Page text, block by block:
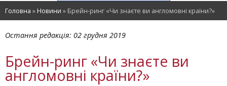
Головна »Новини » Брейн-ринг «Чи знаєте ви англомовні країни?»
Остання редакція: 02 грудня 2019
Брейн-ринг «Чи знаєте ви
англомовні країни?»